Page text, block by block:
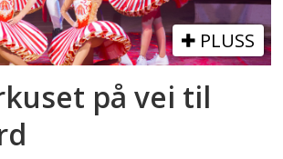
PLUSS
på vei til